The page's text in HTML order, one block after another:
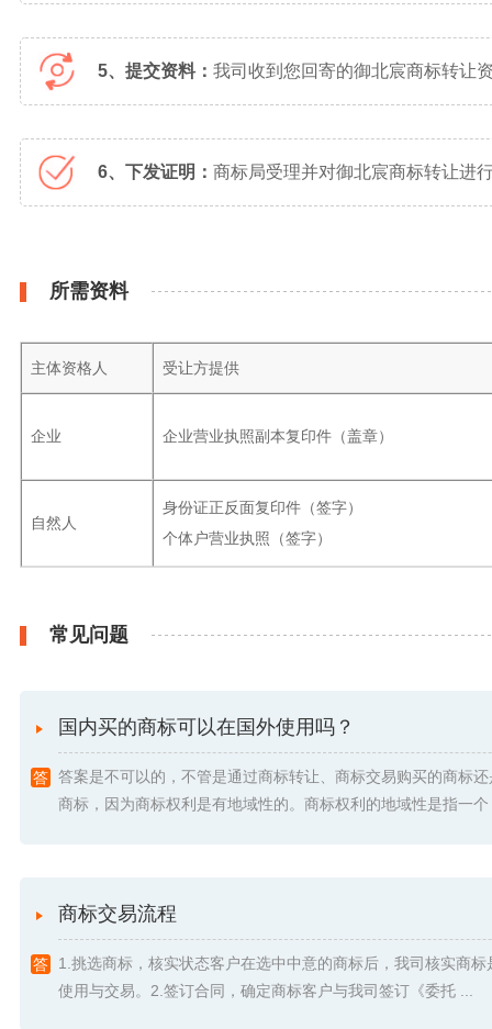
5、提交资料： 我司收到您回寄的御北宸商标转让
6、下发证明： 商标局受理并对御北宸商标转让进
所需资料
主体资格人 受让方提供
企业 企业营业执照副本复印件（盖章）
自然人
身份证正反面复印件（签字）
个体户营业执照（签字）
常见问题
国内买的商标可以在国外使用吗？
答案是不可以的，不管是通过商标转让、商标交易购买的商标
商标，因为商标权利是有地域性的。商标权利的地域性是指一
商标交易流程
1.挑选商标，核实状态客户在选中中意的商标后，我司核实商标
使用与交易。2.签订合同，确定商标客户与我司签订《委托 ...